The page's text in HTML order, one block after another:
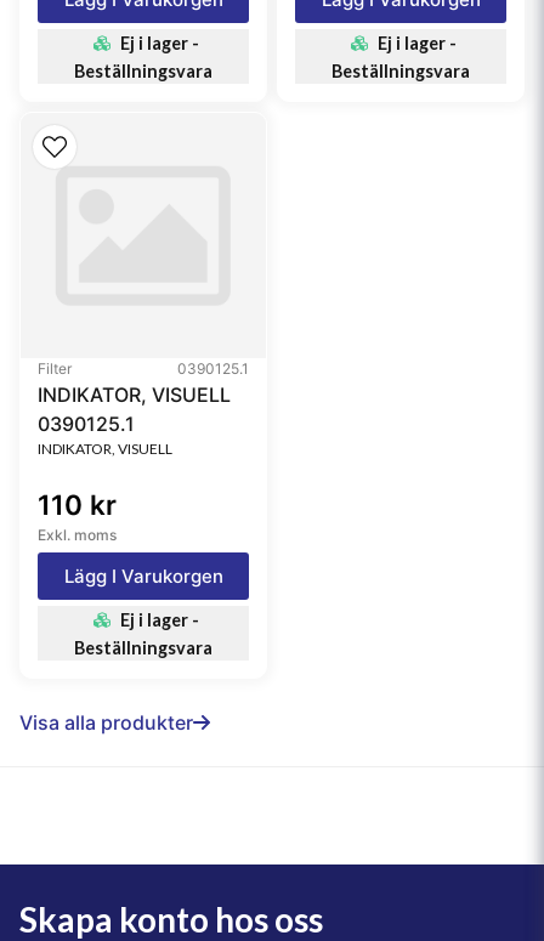
Ej i lager -
Beställningsvara
Ej i lager -
Beställningsvara
Filter 0390125.1
INDIKATOR, VISUELL
0390125.1
INDIKATOR, VISUELL
110 kr
Exkl. moms
Lägg I Varukorgen
Ej i lager -
Beställningsvara
Visa alla produkter
Skapa konto hos oss